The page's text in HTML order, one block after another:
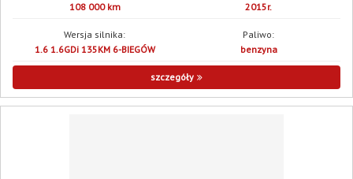
108 000 km
2015r.
Wersja silnika:
1.6 1.6GDi 135KM 6-BIEGÓW
Paliwo:
benzyna
szczegóły